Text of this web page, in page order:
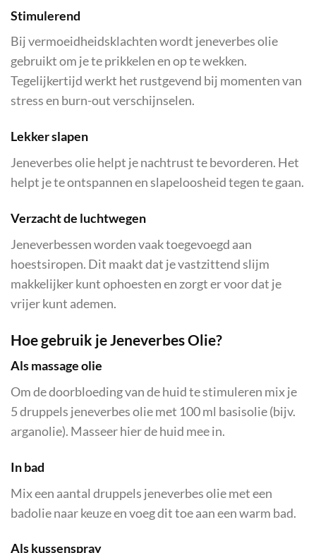
Stimulerend
Bij vermoeidheidsklachten wordt jeneverbes olie
gebruikt om je te prikkelen en op te wekken.
Tegelijkertijd werkt het rustgevend bij momenten van
stress en burn-out verschijnselen.
Lekker slapen
Jeneverbes olie helpt je nachtrust te bevorderen. Het
helpt je te ontspannen en slapeloosheid tegen te gaan.
Verzacht de luchtwegen
Jeneverbessen worden vaak toegevoegd aan
hoestsiropen. Dit maakt dat je vastzittend slijm
makkelijker kunt ophoesten en zorgt er voor dat je
vrijer kunt ademen.
Hoe gebruik je Jeneverbes Olie?
Als massage olie
Om de doorbloeding van de huid te stimuleren mix je
5 druppels jeneverbes olie met 100 ml basisolie (bijv.
arganolie). Masseer hier de huid mee in.
In bad
Mix een aantal druppels jeneverbes olie met een
badolie naar keuze en voeg dit toe aan een warm bad.
Als kussenspray